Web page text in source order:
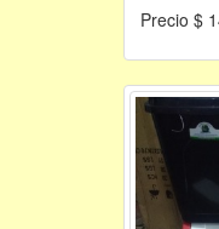
Precio $